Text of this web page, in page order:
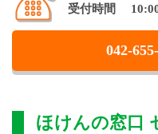
受付時間
042-
ほけんの窓口